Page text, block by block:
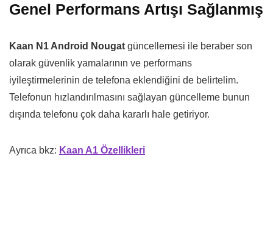
Genel Performans Artışı Sağlanmış
Kaan N1 Android Nougat güncellemesi ile beraber son
olarak güvenlik yamalarının ve performans
iyileştirmelerinin de telefona eklendiğini de belirtelim.
Telefonun hızlandırılmasını sağlayan güncelleme bunun
dışında telefonu çok daha kararlı hale getiriyor.
Ayrıca bkz: Kaan A1 Özellikleri